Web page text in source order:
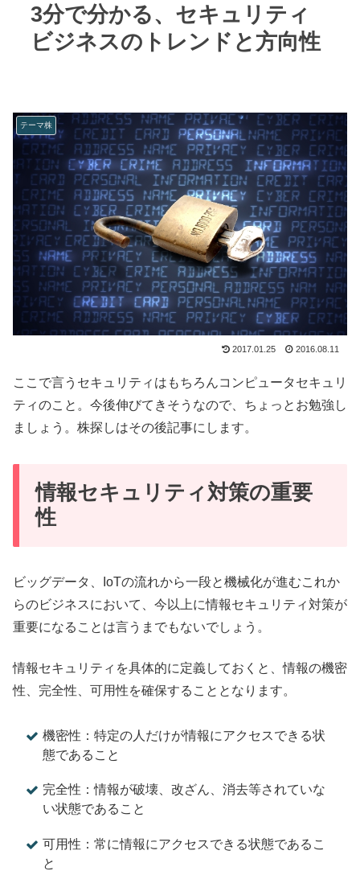
3分で分かる、セキュリティ
ビジネスのトレンドと方向性
テーマ株
2017.01.25 2016.08.11
ここで言うセキュリティはもちろんコンピュータセキュリ
ティのこと。今後伸びてきそうなので、ちょっとお勉強し
ましょう。株探しはその後記事にします。
情報セキュリティ対策の重要
性
ビッグデータ、IoTの流れから一段と機械化が進むこれか
らのビジネスにおいて、今以上に情報セキュリティ対策が
重要になることは言うまでもないでしょう。
情報セキュリティを具体的に定義しておくと、情報の機密
性、完全性、可用性を確保することとなります。
機密性：特定の人だけが情報にアクセスできる状
態であること
完全性：情報が破壊、改ざん、消去等されていな
い状態であること
可用性：常に情報にアクセスできる状態であるこ
と